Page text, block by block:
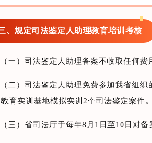
、规定司法鉴定人助理教育培训考核
（一）司法鉴定人助理备案不收取任何费
（二）司法鉴定人助理免费参加我省组
育实训基地模拟实训2个司法鉴定案件。
（三）省司法厅于每年8月1日至10日对